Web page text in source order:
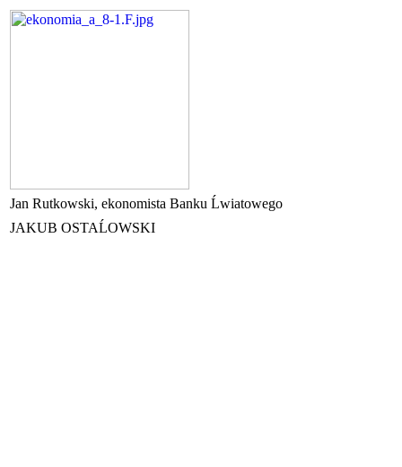
Jan Rutkowski, ekonomista Banku Ĺwiatowego
JAKUB OSTAĹOWSKI